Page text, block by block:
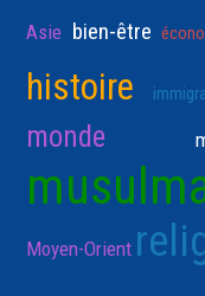
Asie bien-être
histoire
monde
Moyen-Orient